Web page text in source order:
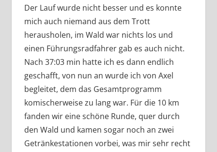
Der Lauf wurde nicht besser und es konnte
mich auch niemand aus dem Trott
herausholen, im Wald war nichts los und
einen Führungsradfahrer gab es auch nicht.
Nach 37:03 min hatte ich es dann endlich
geschafft, von nun an wurde ich von Axel
begleitet, dem das Gesamtprogramm
komischerweise zu lang war. Für die 10 km
fanden wir eine schöne Runde, quer durch
den Wald und kamen sogar noch an zwei
Getränkestationen vorbei, was mir sehr recht